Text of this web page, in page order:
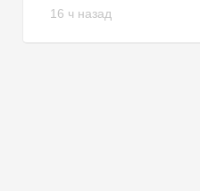
16 ч назад